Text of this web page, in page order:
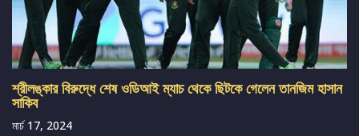
শ্রীলঙ্কার বিরুদ্ধে শেষ ওডিআই ম্যাচ থেকে ছিটকে গেলেন তানজিম হাসান
সাকিব
মার্চ 17, 2024